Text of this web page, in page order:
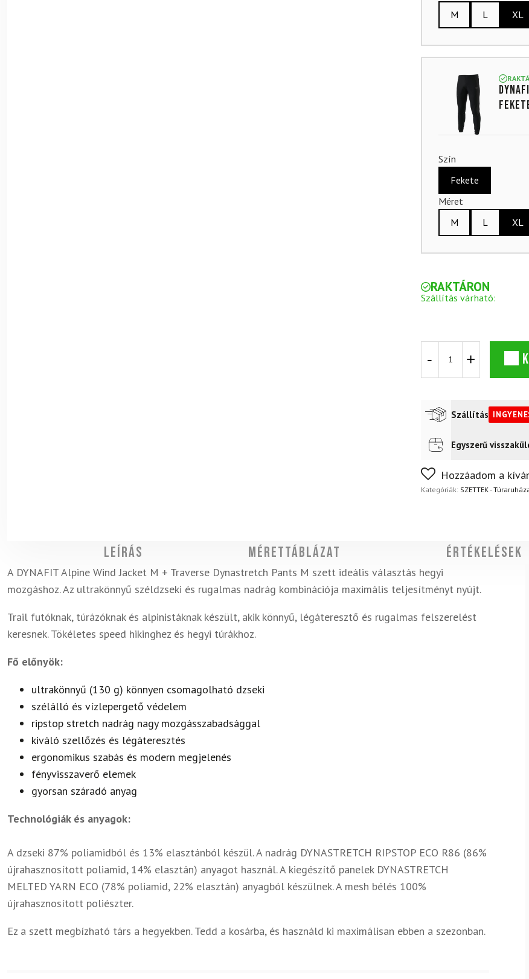
M
L XL
Szín
Fekete
Méret
M
L XL
RAKTÁRON
Szállítás várható:
Alpine
Rock
Dynastretch
M
Black
Out
Szállítás
Futár a címreIngyenes
FoxPost
Egyszerű
Nem biztos a
napon belül, indoklás
Hozzáadom a
Kategóriák: SZETTEK -
Leírás Mérettáblázat Értékelések
A DYNAFIT Alpine Wind Jacket M + Traverse Dynastretch Pants M szett ideális választás hegyi
mozgáshoz. Az ultrakönnyű széldzseki és rugalmas nadrág kombinációja maximális teljesítményt nyújt.
Trail futóknak, túrázóknak és alpinistáknak készült, akik könnyű, légáteresztő és rugalmas felszerelést
keresnek. Tökéletes speed hikinghez és hegyi túrákhoz.
Fő előnyök:
ultrakönnyű (130 g) könnyen csomagolható dzseki
szélálló és vízlepergető védelem
ripstop stretch nadrág nagy mozgásszabadsággal
kiváló szellőzés és légáteresztés
ergonomikus szabás és modern megjelenés
fényvisszaverő elemek
gyorsan száradó anyag
Technológiák és anyagok:
A dzseki 87% poliamidból és 13% elasztánból készül. A nadrág DYNASTRETCH RIPSTOP ECO R86 (86%
újrahasznosított poliamid, 14% elasztán) anyagot használ. A kiegészítő panelek DYNASTRETCH
MELTED YARN ECO (78% poliamid, 22% elasztán) anyagból készülnek. A mesh bélés 100%
újrahasznosított poliészter.
Ez a szett megbízható társ a hegyekben. Tedd a kosárba, és használd ki maximálisan ebben a szezonban.